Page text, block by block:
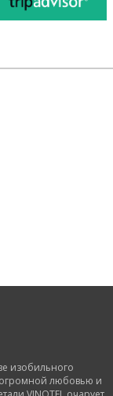
изобильного
огромной любовью и